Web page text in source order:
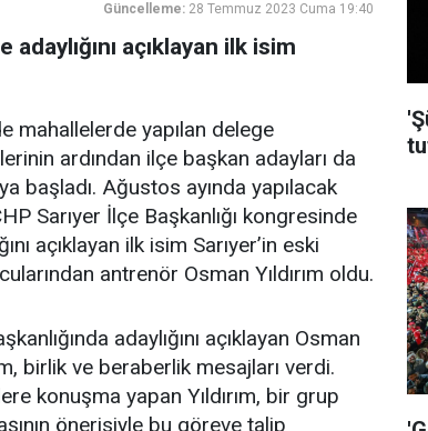
Güncelleme: 28 Temmuz 2023 Cuma 19:40
açıklayan ilk isim
mahallelerde yapılan delege
ardından ilçe başkan adayları da
başladı. Ağustos ayında yapılacak
Sarıyer İlçe Başkanlığı kongresinde
açıklayan ilk isim Sarıyer’in eski
antrenör Osman Yıldırım oldu.
adaylığını açıklayan Osman
birlik ve beraberlik mesajları verdi.
konuşma yapan Yıldırım, bir grup
önerisiyle bu göreve talip